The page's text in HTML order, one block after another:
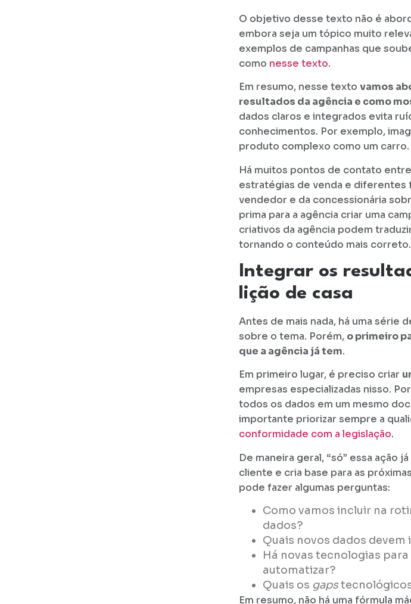
O objetivo desse texto não é
embora seja um tópico muito
exemplos de campanhas que
como nesse texto.
Em resumo, nesse texto vamos
resultados da agência e como
dados claros e integrados evita
conhecimentos. Por exemplo,
produto complexo como um carro.
Há muitos pontos de contato
estratégias de venda e diferentes
vendedor e da concessionária
prima para a agência criar uma
criativos da agência podem
tornando o conteúdo mais correto.
Integrar os
lição de casa
Antes de mais nada, há uma série
sobre o tema. Porém, o primeiro
que a agência já tem.
Em primeiro lugar, é preciso criar
empresas especializadas nisso.
todos os dados em um mesmo
importante priorizar sempre a
conformidade com a legislação.
De maneira geral, “só” essa ação
cliente e cria base para as
pode fazer algumas perguntas:
Como vamos incluir na
dados?
Quais novos dados
Há novas tecnologias
automatizar?
Quais os gaps
Em resumo, não há uma fórmula